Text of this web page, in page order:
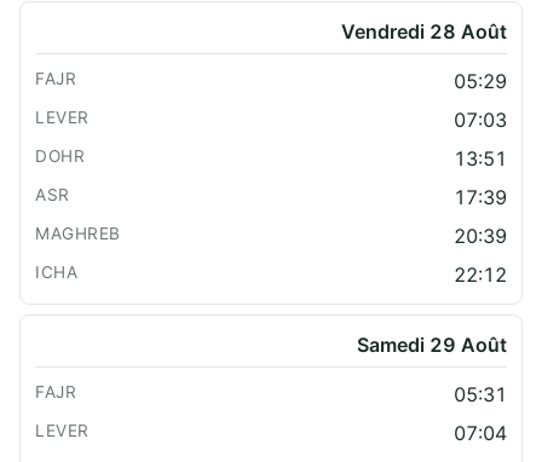
Vendredi 28 Août
05:29
07:03
13:51
17:39
20:39
22:12
Samedi 29 Août
05:31
07:04